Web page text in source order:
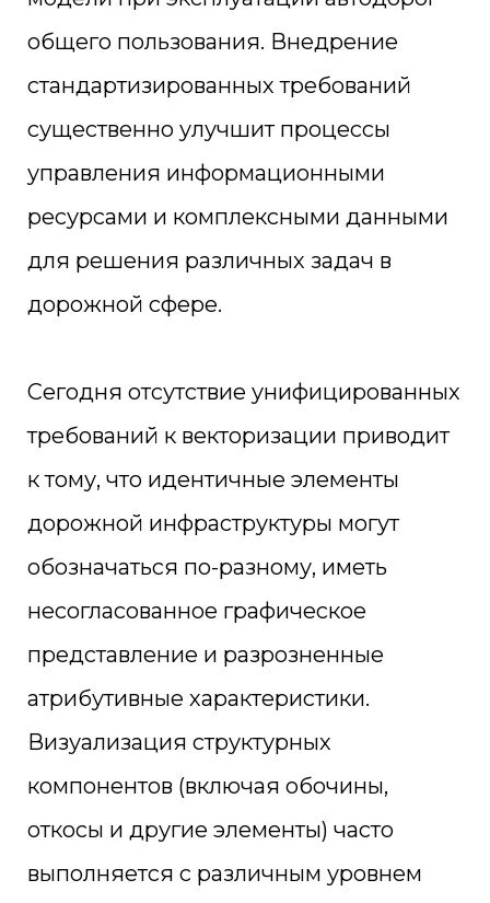
общего пользования. Внедрение
стандартизированных требований
существенно улучшит процессы
управления информационными
ресурсами и комплексными данными
для решения различных задач в
дорожной сфере.
Сегодня отсутствие унифицированных
требований к векторизации приводит
к тому, что идентичные элементы
дорожной инфраструктуры могут
обозначаться по-разному, иметь
несогласованное графическое
представление и разрозненные
атрибутивные характеристики.
Визуализация структурных
компонентов (включая обочины,
откосы и другие элементы) часто
выполняется с различным уровнем